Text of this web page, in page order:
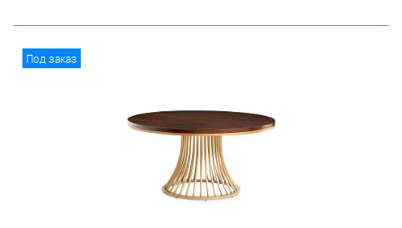
Под заказ